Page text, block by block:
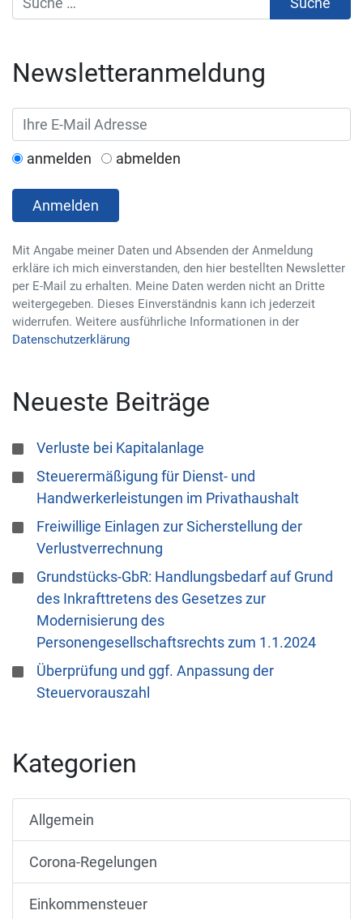
Newsletteranmeldung
anmelden abmelden
Anmelden
Mit Angabe meiner Daten und Absenden der Anmeldung
erkläre ich mich einverstanden, den hier bestellten Newsletter
per E-Mail zu erhalten. Meine Daten werden nicht an Dritte
weitergegeben. Dieses Einverständnis kann ich jederzeit
widerrufen. Weitere ausführliche Informationen in der
Datenschutzerklärung
Neueste Beiträge
Verluste bei Kapitalanlage
Steuerermäßigung für Dienst- und
Handwerkerleistungen im Privathaushalt
Freiwillige Einlagen zur Sicherstellung der
Verlustverrechnung
Grundstücks-GbR: Handlungsbedarf auf Grund
des Inkrafttretens des Gesetzes zur
Modernisierung des
Personengesellschaftsrechts zum 1.1.2024
Überprüfung und ggf. Anpassung der
Steuervorauszahl
Kategorien
Allgemein
Corona-Regelungen
Einkommensteuer